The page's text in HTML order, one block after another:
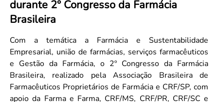
Convenção Coletiva 2025/2026 – Piso salarial Farmácias e Drogaria
Consulta de Farmacêuticos e Estabelecimentos Inscritos no CRF/MS
Saúde Pública e Indígena
Calendário Eleitoral
Candidatos
Votação
Dúvidas Frequentes
Eleições Anteriores
durante 2° Congresso da Farmácia
Brasileira
Com a temática a Farmácia e Sustentabilidade
Empresarial, união de farmácias, serviços farmacêuticos
e Gestão da Farmácia, o 2º Congresso da Farmácia
Brasileira, realizado pela Associação Brasileira de
Farmacêuticos Proprietários de Farmácia e CRF/SP, com
apoio da Farma e Farma, CRF/MS, CRF/PR, CRF/SC e